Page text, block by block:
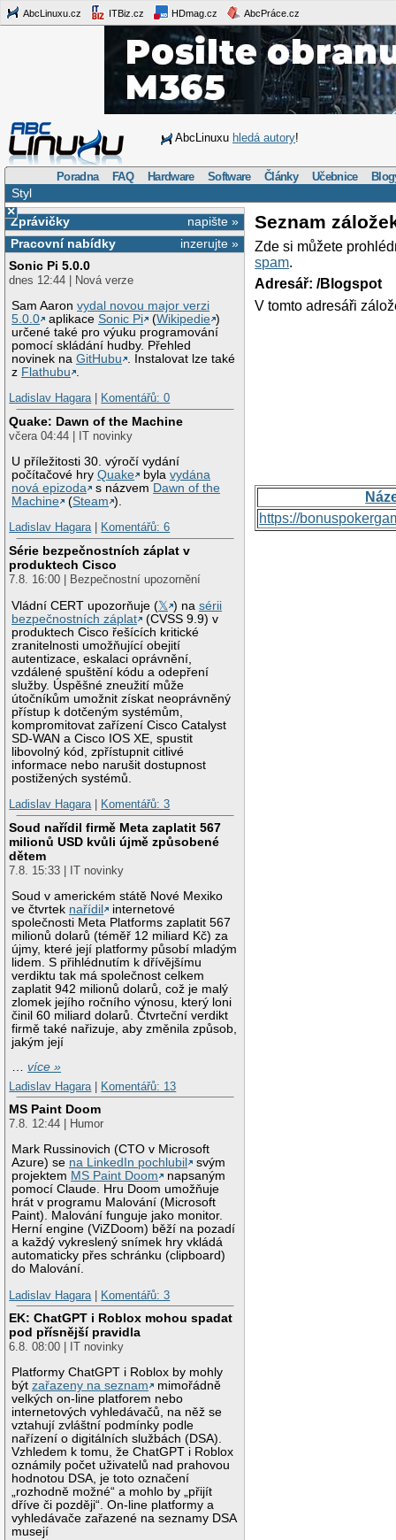
AbcLinuxu.cz ITBiz.cz HDmag.cz AbcPráce.cz
AbcLinuxu hledá autory!
Poradna FAQ Hardware Software Články Učebnice
Styl
×
napište »
Zprávičky
inzerujte »
Pracovní nabídky
Sonic Pi 5.0.0
dnes 12:44 | Nová verze
Sam Aaronvydal novou major verzi
5.0.0
aplikaceSonic Pi (Wikipedie )
určené také pro výuku programování
pomocí skládání hudby. Přehled
novinek naGitHubu
. Instalovat lze také
z Flathubu
Ladislav Hagara| Komentářů: 0
Quake: Dawn of the Machine
včera 04:44 | IT novinky
U příležitosti 30. výročí vydání
počítačové hryQuake bylavydána
nová epizoda
s názvem Dawn of the
Machine
(Steam ).
Ladislav Hagara| Komentářů: 6
Série bezpečnostních záplat v
produktech Cisco
7.8. 16:00 | Bezpečnostní upozornění
Vládní CERT upozorňuje (𝕏 ) nasérii
bezpečnostních záplat
(CVSS 9.9) v
produktech Cisco řešících kritické
zranitelnosti umožňující obejití
autentizace, eskalaci oprávnění,
vzdálené spuštění kódu a odepření
služby. Úspěšné zneužití může
útočníkům umožnit získat neoprávněný
přístup k dotčeným systémům,
kompromitovat zařízení Cisco Catalyst
SD-WAN a Cisco IOS XE, spustit
libovolný kód, zpřístupnit citlivé
informace nebo narušit dostupnost
postižených systémů.
Ladislav Hagara| Komentářů: 3
Soud nařídil firmě Meta zaplatit 567
milionů USD kvůli újmě způsobené
dětem
7.8. 15:33 | IT novinky
Soud v americkém státě Nové Mexiko
ve čtvrtek nařídil
internetové
společnosti Meta Platforms zaplatit 567
milionů dolarů (téměř 12 miliard Kč) za
újmy, které její platformy působí mladým
lidem. S přihlédnutím k dřívějšímu
verdiktu tak má společnost celkem
zaplatit 942 milionů dolarů, což je malý
zlomek jejího ročního výnosu, který loni
činil 60 miliard dolarů. Čtvrteční verdikt
firmě také nařizuje, aby změnila způsob,
jakým její
…více »
Ladislav Hagara
Komentářů: 13
MS Paint Doom
7.8. 12:44 | Humor
Mark Russinovich (CTO v Microsoft
Azure) se na LinkedIn pochlubil
svým
projektem MS Paint Doom
napsaným
pomocí Claude. Hru Doom umožňuje
hrát v programu Malování (Microsoft
Paint). Malování funguje jako monitor.
Herní engine (ViZDoom) běží na pozadí
a každý vykreslený snímek hry vkládá
automaticky přes schránku (clipboard)
do Malování.
Ladislav Hagara | Komentářů: 3
EK: ChatGPT i Roblox mohou spadat
pod přísnější pravidla
6.8. 08:00 | IT novinky
Platformy ChatGPT i Roblox by mohly
býtzařazeny na seznam
mimořádně
velkých on-line platforem nebo
internetových vyhledávačů, na něž se
vztahují zvláštní podmínky podle
nařízení o digitálních službách (DSA).
Vzhledem k tomu, že ChatGPT i Roblox
oznámily počet uživatelů nad prahovou
hodnotou DSA, je toto označení
„rozhodně možné“ a mohlo by „přijít
dříve či později“. On-line platformy a
vyhledávače zařazené na seznamy DSA
musejí
Seznam
Zde si můžete
spam.
Adresář: /Blogspot
V tomto adresáři
https://